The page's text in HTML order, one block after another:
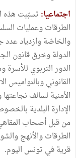
اجتماعيا: تسبّبت هذه
الطرقات وعمليات
والخاصّة وازدياد عدد
الدولة وخرق قانون
الدور التربوي للأسرة
القانوني وبالنواميس
الأمنية لسالف
الإدارة البلدية
من قبل أصحاب
الطرقات والأنهج
قرية في تونس اليوم.